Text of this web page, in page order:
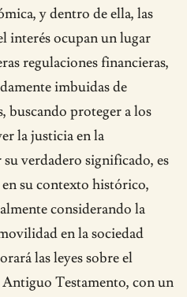
y dentro de ella, las
interés ocupan un lugar
regulaciones financieras,
imbuidas de
buscando proteger a los
la justicia en la
verdadero significado, es
su contexto histórico,
considerando la
en la sociedad
las leyes sobre el
Testamento, con un